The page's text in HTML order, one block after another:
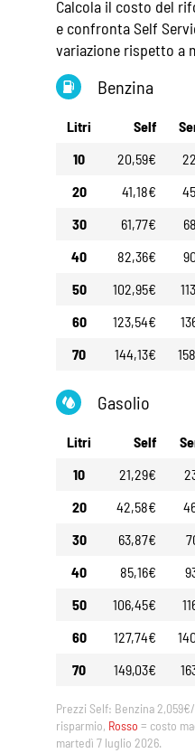
Calcola il costo del
e confronta Self
variazione rispetto a
Benzina
Litri Self
10
20,59€
20
41,18€
30
61,77€
40
82,36€
50
102,95€
60
123,54€
70
144,13€
Gasolio
Litri Self
10
21,29€
20
42,58€
30
63,87€
40
85,16€
50
106,45€
60
127,74€
70
149,03€
Prezzi Self: Benzina
risparmio, Rosso = costo
martedì 7 luglio 2026.